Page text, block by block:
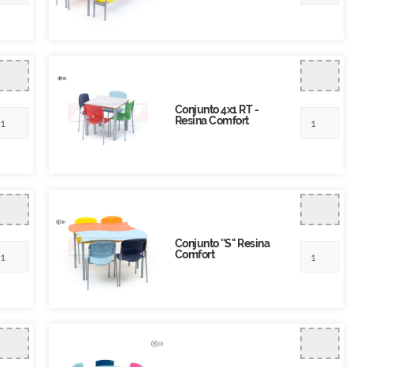
Conjunto 4x1 RT -
Resina Comfort
Conjunto ''S'' Resina
Comfort